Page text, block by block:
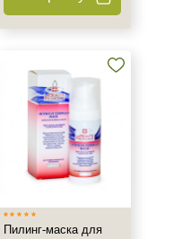
Пилинг-маска для